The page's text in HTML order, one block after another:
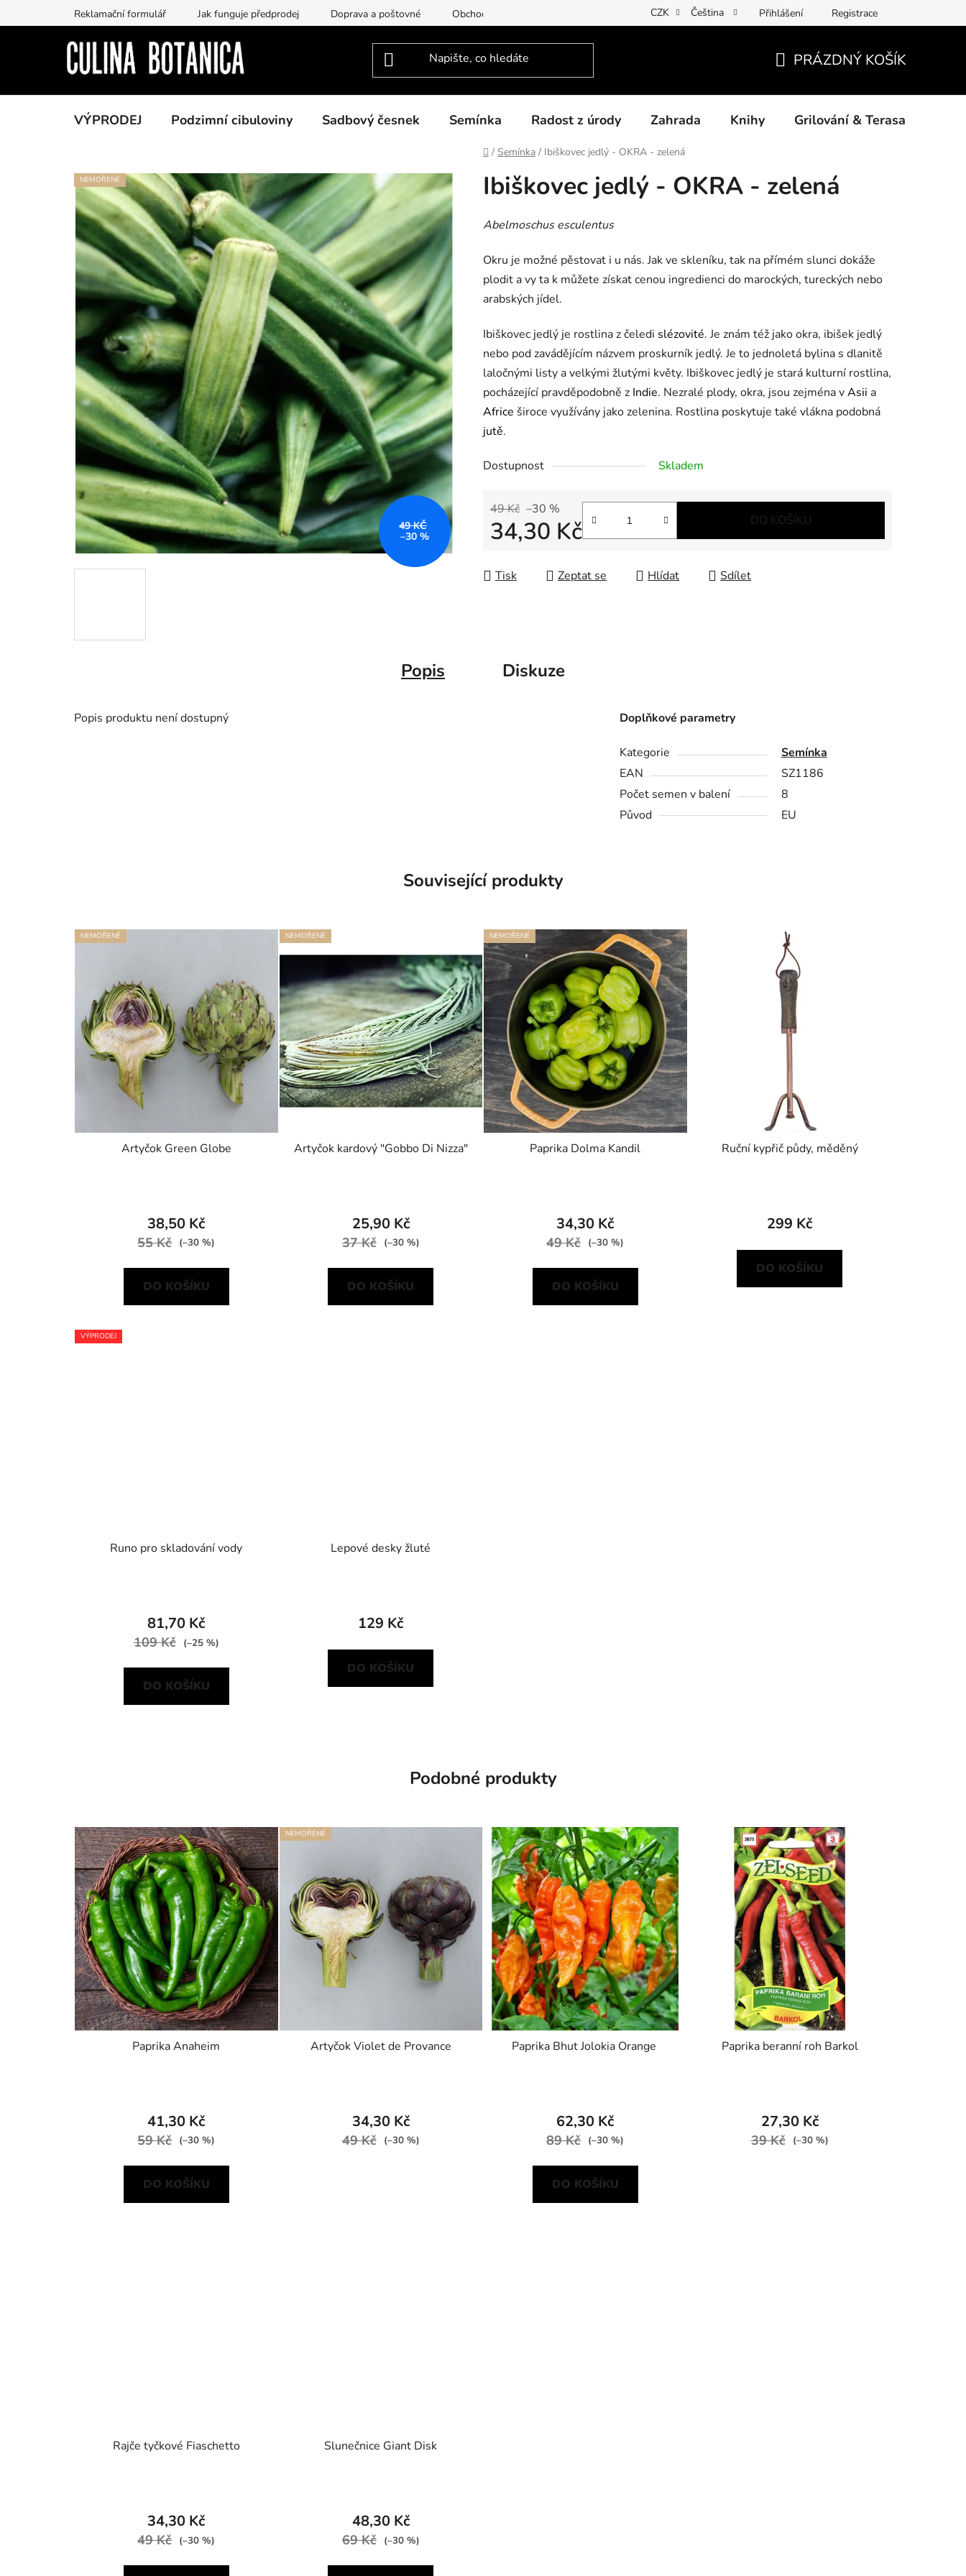
na
Reklamační formulář Jak funguje předprodej Doprava a poštovné Obchodní podmínky Podmínky ochrany osobních údajů Povinné informace a odkazy ÚKZÚZ
CZK Čeština Přihlášení Registrace
KOŠÍK
PRÁZDNÝ KOŠÍK
VÝPRODEJ Podzimní cibuloviny Sadbový česnek Semínka Radost z úrody Zahrada Knihy Grilování & Terasa
Domů
/ Semínka / Ibiškovec jedlý - OKRA - zelená
Ibiškovec jedlý - OKRA - zelená
Abelmoschus esculentus
Okru je možné pěstovat i u nás. Jak ve skleníku, tak na přímém slunci dokáže
plodit a vy ta k můžete získat cenou ingredienci do marockých, tureckých nebo
arabských jídel.
Ibiškovec jedlý je rostlina z čeledi slézovité. Je znám též jako okra, ibišek jedlý
nebo pod zavádějícím názvem proskurník jedlý. Je to jednoletá bylina s dlanitě
laločnými listy a velkými žlutými květy. Ibiškovec jedlý je stará kulturní rostlina,
pocházející pravděpodobně z Indie. Nezralé plody, okra, jsou zejména vAsii a
Africe široce využívány jako zelenina. Rostlina poskytuje také vlákna podobná
jutě.
Dostupnost Skladem
49 Kč –30 %
34,30 Kč DO KOŠÍKU
Tisk Zeptat se Hlídat Sdílet
NEMOŘENÉ
49 KČ
–30 %
Popis Diskuze
Popis produktu není dostupný Doplňkové parametry
Kategorie
Semínka
EAN
SZ1186
Počet semen v balení
8
Původ
EU
Související produkty
NEMOŘENÉ
Artyčok Green Globe
38,50 Kč
55 Kč (–30 %)
DO KOŠÍKU
NEMOŘENÉ
Artyčok kardový "Gobbo Di Nizza"
25,90 Kč
37 Kč (–30 %)
DO KOŠÍKU
NEMOŘENÉ
Paprika Dolma Kandil
34,30 Kč
49 Kč (–30 %)
DO KOŠÍKU
Ruční kypřič půdy, měděný
299 Kč
DO KOŠÍKU
VÝPRODEJ
Runo pro skladování vody
81,70 Kč
109 Kč (–25 %)
DO KOŠÍKU
Lepové desky žluté
129 Kč
DO KOŠÍKU
Podobné produkty
Paprika Anaheim
41,30 Kč
59 Kč (–30 %)
DO KOŠÍKU
NEMOŘENÉ
Artyčok Violet de Provance
34,30 Kč
49 Kč (–30 %)
Paprika Bhut Jolokia Orange
62,30 Kč
89 Kč (–30 %)
DO KOŠÍKU
Paprika beranní roh Barkol
27,30 Kč
39 Kč (–30 %)
Rajče tyčkové Fiaschetto
34,30 Kč
49 Kč (–30 %)
Slunečnice Giant Disk
48,30 Kč
69 Kč (–30 %)